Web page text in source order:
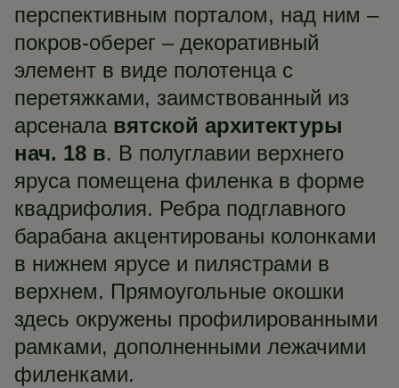
перспективным порталом, над ним –
покров-оберег – декоративный
элемент в виде полотенца с
перетяжками, заимствованный из
арсенала вятской архитектуры
нач. 18 в. В полуглавии верхнего
яруса помещена филенка в форме
квадрифолия. Ребра подглавного
барабана акцентированы колонками
в нижнем ярусе и пилястрами в
верхнем. Прямоугольные окошки
здесь окружены профилированными
рамками, дополненными лежачими
филенками.